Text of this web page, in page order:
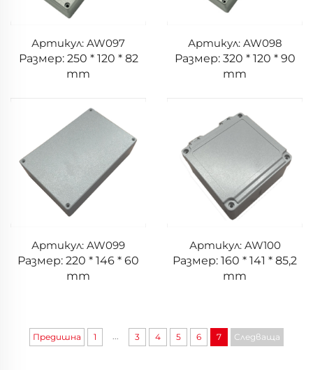
Артикул: AW097
Размер: 250 * 120 * 82
mm
Артикул: AW098
Размер: 320 * 120 * 90
mm
Артикул: AW099
Размер: 220 * 146 * 60
mm
Артикул: AW100
Размер: 160 * 141 * 85,2
mm
Предишна 1 3 4 5 6 7 Следваща